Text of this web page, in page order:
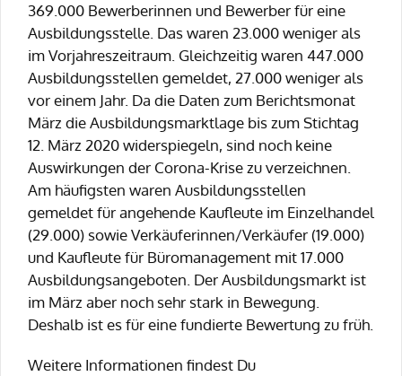
369.000 Bewerberinnen und Bewerber für eine
Ausbildungsstelle. Das waren 23.000 weniger als
im Vorjahreszeitraum. Gleichzeitig waren 447.000
Ausbildungsstellen gemeldet, 27.000 weniger als
vor einem Jahr. Da die Daten zum Berichtsmonat
März die Ausbildungsmarktlage bis zum Stichtag
12. März 2020 widerspiegeln, sind noch keine
Auswirkungen der Corona-Krise zu verzeichnen.
Am häufigsten waren Ausbildungsstellen
gemeldet für angehende Kaufleute im Einzelhandel
(29.000) sowie Verkäuferinnen/Verkäufer (19.000)
und Kaufleute für Büromanagement mit 17.000
Ausbildungsangeboten. Der Ausbildungsmarkt ist
im März aber noch sehr stark in Bewegung.
Deshalb ist es für eine fundierte Bewertung zu früh.
Weitere Informationen findest Du